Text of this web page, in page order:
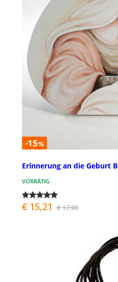
-15%
Erinnerung an die Geburt
VORRÄTIG
€ 15,21 € 17,90